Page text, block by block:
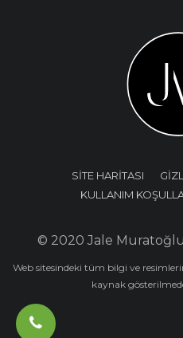
SİTE HARİTASI
KULLANIM
© 2020 Jale
Web sitesindeki tüm bilgi ve
kaynak